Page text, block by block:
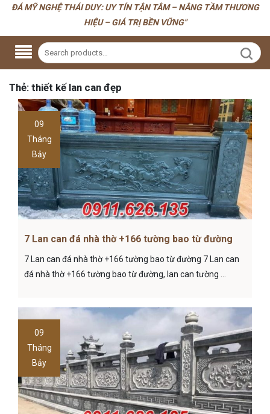
ĐÁ MỸ NGHỆ THÁI DUY: UY TÍN TẬN TÂM – NÂNG TẦM THƯƠNG
HIỆU – GIÁ TRỊ BỀN VỮNG"
Thẻ: thiết kế lan can đẹp
09
Tháng
Bảy
7 Lan can đá nhà thờ +166 tường bao từ đường
7 Lan can đá nhà thờ +166 tường bao từ đường 7 Lan can
đá nhà thờ +166 tường bao từ đường, lan can tường ...
09
Tháng
Bảy